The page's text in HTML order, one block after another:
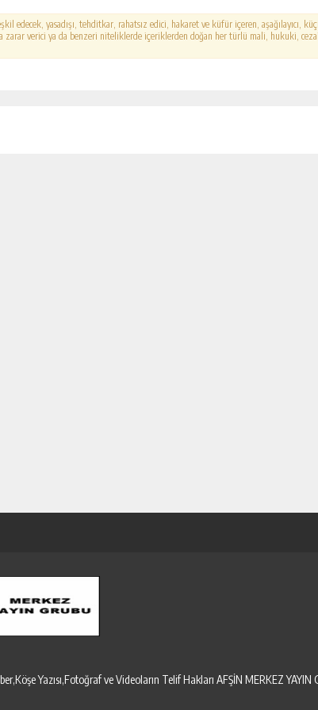
edecek, yasadışı, tehditkar, rahatsız edici, hakaret ve küfür içeren, aşağılayıcı,
zarar verici ya da benzeri niteliklerde içeriklerden doğan her türlü mali, hukuki,
Yazısı,Fotoğraf ve Videoların Telif Hakları AFŞİN MERKEZ